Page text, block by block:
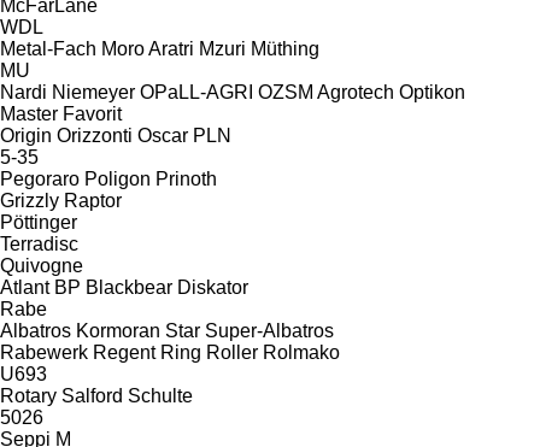
McFarLane
WDL
Metal-Fach Moro Aratri Mzuri Müthing
MU
Nardi Niemeyer OPaLL-AGRI OZSM Agrotech Optikon
Master Favorit
Origin Orizzonti Oscar PLN
5-35
Pegoraro Poligon Prinoth
Grizzly Raptor
Pöttinger
Terradisc
Quivogne
Atlant BP Blackbear Diskator
Rabe
Albatros Kormoran Star Super-Albatros
Rabewerk Regent Ring Roller Rolmako
U693
Rotary Salford Schulte
5026
Seppi M